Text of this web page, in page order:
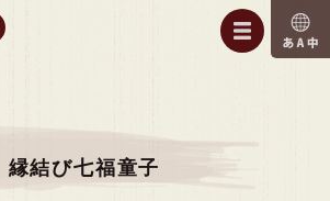
縁結び七福童子